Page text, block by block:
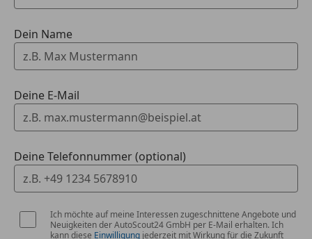
Dein Name
Deine E-Mail
Deine Telefonnummer (optional)
Ich möchte auf meine Interessen zugeschnittene Angebote und
Neuigkeiten der AutoScout24 GmbH per E-Mail erhalten. Ich
kann diese Einwilligung jederzeit mit Wirkung für die Zukunft